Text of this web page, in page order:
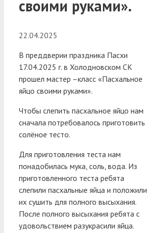
своими руками».
22.04.2025
В преддверии праздника Пасхи
17.04.2025 г. в Холодновском СК
прошел мастер –класс «Пасхальное
яйцо своими руками».
Чтобы слепить пасхальное яйцо нам
сначала потребовалось приготовить
солёное тесто.
Для приготовления теста нам
понадобилась мука, соль, вода. Из
приготовленного теста ребята
слепили пасхальные яйца и положили
их сушить для полного высыхания.
После полного высыхания ребята с
удовольствием разукрасили яйца.